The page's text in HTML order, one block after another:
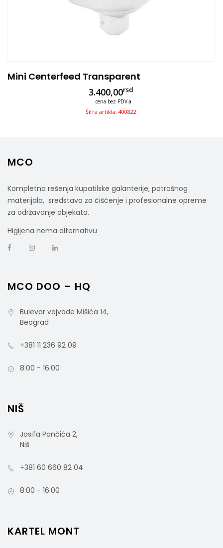
Mini Centerfeed Transparent
3.400,00rsd
cena bez PDV-a
Šifra artikla: 400822
MCO
Kompletna rešenja kupatilske galanterije, potrošnog
materijala, sredstava za čišćenje i profesionalne opreme
za održavanje objekata.
Higijena nema alternativu
MCO DOO – HQ
Bulevar vojvode Mišića 14,
Beograd
+381 11 236 92 09
8:00 - 16:00
NIŠ
Josifa Pančića 2,
Niš
+381 60 660 82 04
8:00 - 16:00
KARTEL MONT